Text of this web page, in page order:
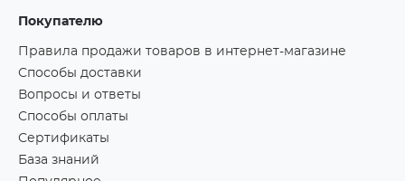
Покупателю
Правила продажи товаров в интернет-магазине
Способы доставки
Вопросы и ответы
Способы оплаты
Сертификаты
База знаний